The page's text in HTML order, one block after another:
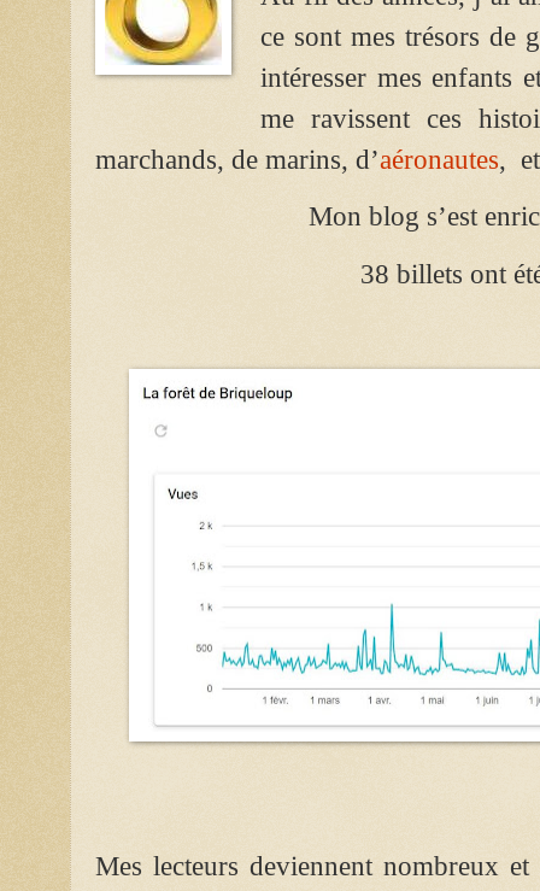
ce sont mes trésors de
intéresser mes enfants
me ravissent ces
marchands, de marins, d’aéronautes,
Mon blog s’est
38 billets ont
Mes lecteurs deviennent nombreux